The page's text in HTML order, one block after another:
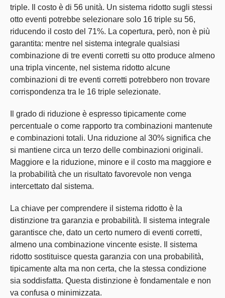
triple. Il costo è di 56 unità. Un sistema ridotto sugli stessi
otto eventi potrebbe selezionare solo 16 triple su 56,
riducendo il costo del 71%. La copertura, però, non è più
garantita: mentre nel sistema integrale qualsiasi
combinazione di tre eventi corretti su otto produce almeno
una tripla vincente, nel sistema ridotto alcune
combinazioni di tre eventi corretti potrebbero non trovare
corrispondenza tra le 16 triple selezionate.
Il grado di riduzione è espresso tipicamente come
percentuale o come rapporto tra combinazioni mantenute
e combinazioni totali. Una riduzione al 30% significa che
si mantiene circa un terzo delle combinazioni originali.
Maggiore e la riduzione, minore e il costo ma maggiore e
la probabilità che un risultato favorevole non venga
intercettato dal sistema.
La chiave per comprendere il sistema ridotto è la
distinzione tra garanzia e probabilità. Il sistema integrale
garantisce che, dato un certo numero di eventi corretti,
almeno una combinazione vincente esiste. Il sistema
ridotto sostituisce questa garanzia con una probabilità,
tipicamente alta ma non certa, che la stessa condizione
sia soddisfatta. Questa distinzione è fondamentale e non
va confusa o minimizzata.